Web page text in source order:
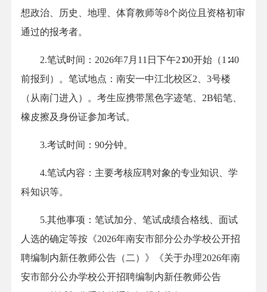
想政治、历史、地理、体育教师等8个岗位且资格初审
通过的报考者。
2.笔试时间：2026年7月11日下午2∶00开始（1∶40
前报到）。笔试地点：南安一中江北校区2、3号楼
（从南门进入）。考生应携带黑色字迹笔、2B铅笔、
橡皮擦及身份证参加考试。
3.考试时间：90分钟。
4.笔试内容：主要考核应聘对象的专业知识、学
科知识等。
5.其他事项：笔试加分、笔试成绩合格线、面试
人选的确定等按《2026年南安市部分公办学校公开招
聘编制内新任教师公告（二）》《关于办理2026年南
安市部分公办学校公开招聘编制内新任教师公告